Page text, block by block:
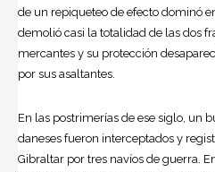
de un repiqueteo de efecto dominó
demolió casi la totalidad de las dos
mercantes y su protección
por sus asaltantes.
En las postrimerías de ese siglo, un
daneses fueron interceptados y
Gibraltar por tres navíos de guerra.